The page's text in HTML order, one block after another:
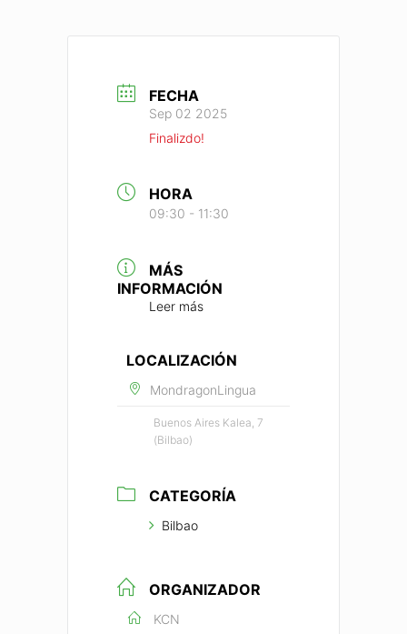
FECHA
Sep 02 2025
Finalizdo!
HORA
09:30 - 11:30
MÁS
INFORMACIÓN
Leer más
LOCALIZACIÓN
MondragonLingua
Buenos Aires Kalea, 7
(Bilbao)
CATEGORÍA
Bilbao
ORGANIZADOR
KCN